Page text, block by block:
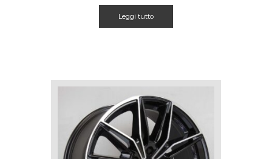
Leggi tutto